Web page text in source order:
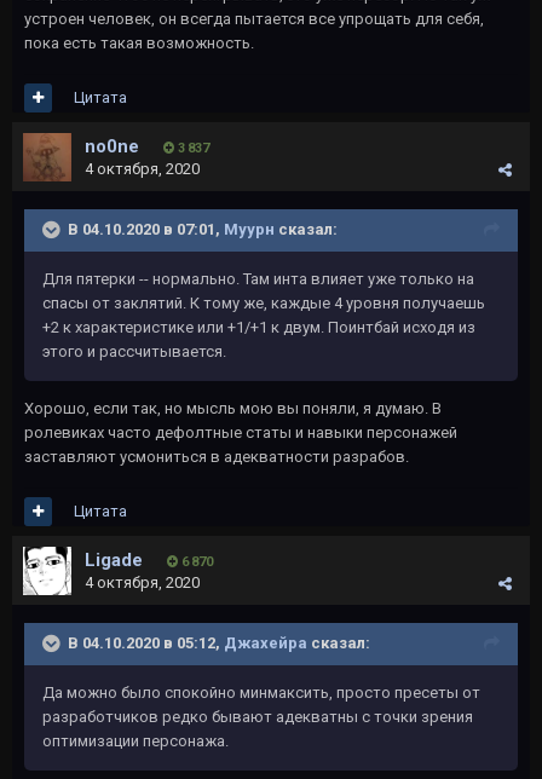
устроен человек, он всегда пытается все упрощать для себя,
пока есть такая возможность.
Цитата
no0ne 3 837
4 октября, 2020
В 04.10.2020 в 07:01, Муурн сказал:
Для пятерки -- нормально. Там инта влияет уже только на
спасы от заклятий. К тому же, каждые 4 уровня получаешь
+2 к характеристике или +1/+1 к двум. Поинтбай исходя из
этого и рассчитывается.
Хорошо, если так, но мысль мою вы поняли, я думаю. В
ролевиках часто дефолтные статы и навыки персонажей
заставляют усмониться в адекватности разрабов.
Цитата
Ligade 6 870
4 октября, 2020
В 04.10.2020 в 05:12, Джахейра сказал:
Да можно было спокойно минмаксить, просто пресеты от
разработчиков редко бывают адекватны с точки зрения
оптимизации персонажа.